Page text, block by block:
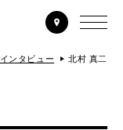
インタビュー 北村 真二